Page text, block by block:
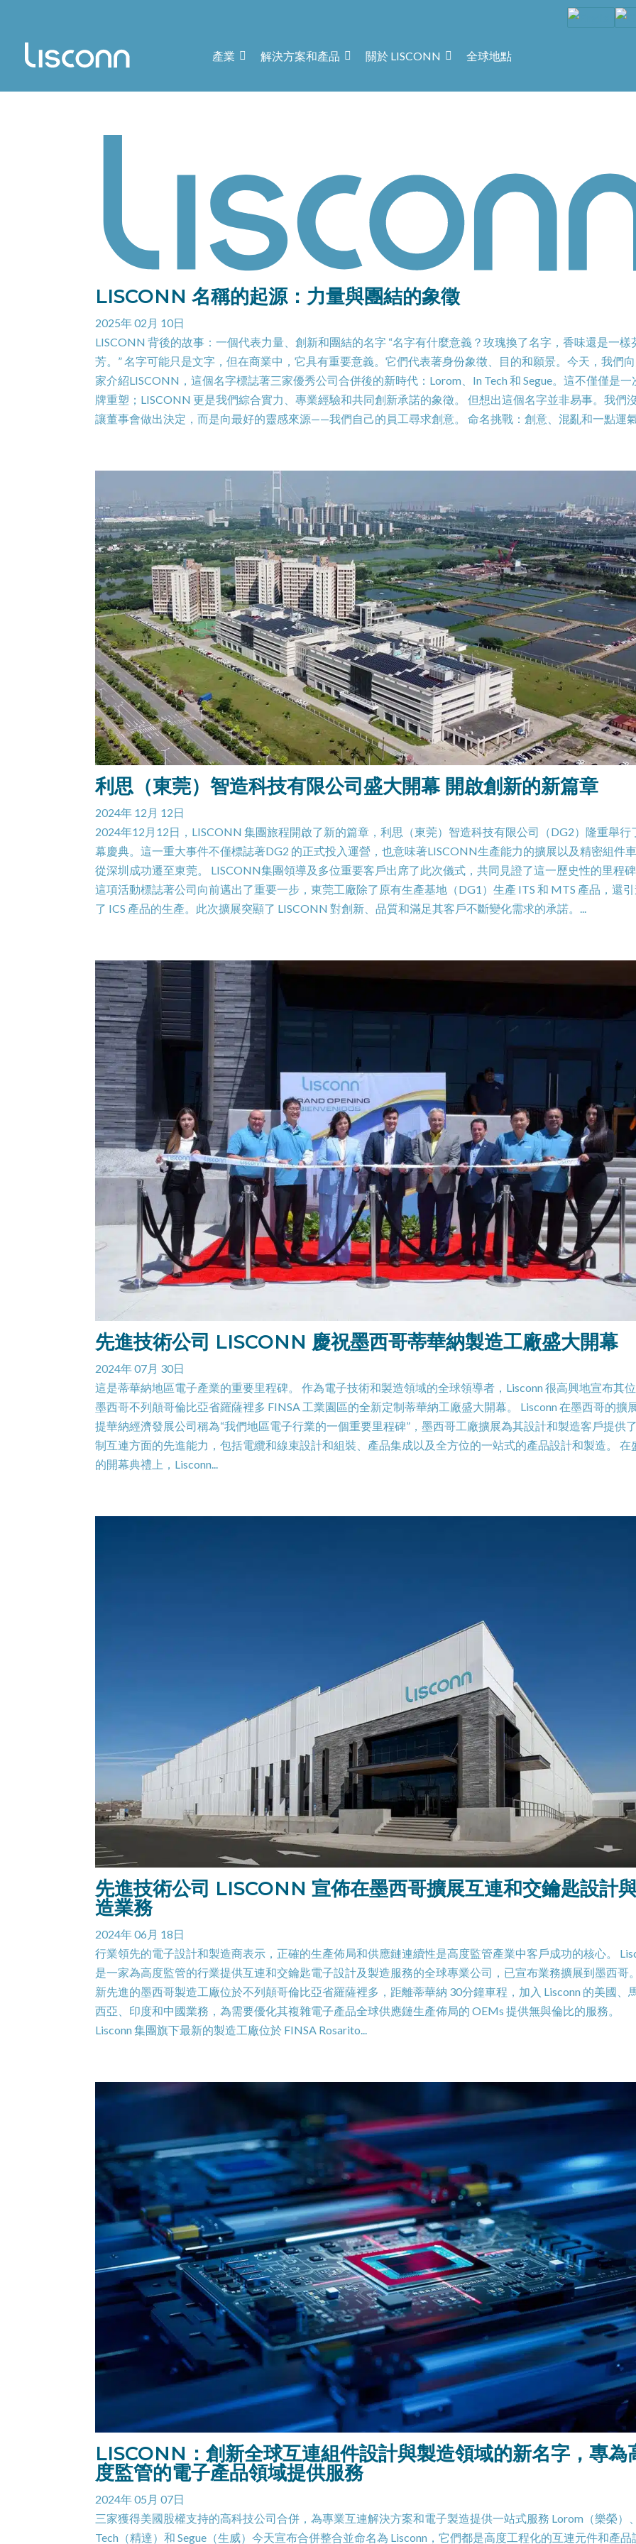
產業 解決方案和產品 關於 LISCONN 全球地點
LISCONN 名稱的起源：力量與團結的象徵
2025年 02月 10日
LISCONN 背後的故事：一個代表力量、創新和團結的名字 “名字有什麼意義？玫瑰換了名字，香味還是一樣
芳。” 名字可能只是文字，但在商業中，它具有重要意義。它們代表著身份象徵、目的和願景。今天，我們
家介紹LISCONN，這個名字標誌著三家優秀公司合併後的新時代：Lorom、In Tech 和 Segue。這不僅僅是一
牌重塑；LISCONN 更是我們綜合實力、專業經驗和共同創新承諾的象徵。 但想出這個名字並非易事。我們
讓董事會做出決定，而是向最好的靈感來源——我們自己的員工尋求創意。 命名挑戰：創意、混亂和一點運
利思（東莞）智造科技有限公司盛大開幕 開啟創新的新篇章
2024年 12月 12日
2024年12月12日，LISCONN 集團旅程開啟了新的篇章，利思（東莞）智造科技有限公司（DG2）隆重舉行
幕慶典。這一重大事件不僅標誌著DG2 的正式投入運營，也意味著LISCONN生產能力的擴展以及精密組件
從深圳成功遷至東莞。 LISCONN集團領導及多位重要客戶出席了此次儀式，共同見證了這一歷史性的里程
這項活動標誌著公司向前邁出了重要一步，東莞工廠除了原有生產基地（DG1）生產 ITS 和 MTS 產品，還
了 ICS 產品的生產。此次擴展突顯了 LISCONN 對創新、品質和滿足其客戶不斷變化需求的承諾。...
先進技術公司 LISCONN 慶祝墨西哥蒂華納製造工廠盛大開幕
2024年 07月 30日
這是蒂華納地區電子產業的重要里程碑。 作為電子技術和製造領域的全球領導者，Lisconn 很高興地宣布其
墨西哥不列顛哥倫比亞省羅薩裡多 FINSA 工業園區的全新定制蒂華納工廠盛大開幕。 Lisconn 在墨西哥的擴
提華納經濟發展公司稱為“我們地區電子行業的一個重要里程碑”，墨西哥工廠擴展為其設計和製造客戶提供
制互連方面的先進能力，包括電纜和線束設計和組裝、產品集成以及全方位的一站式的產品設計和製造。 在
的開幕典禮上，Lisconn...
先進技術公司 LISCONN 宣佈在墨西哥擴展互連和交鑰匙設計
造業務
2024年 06月 18日
行業領先的電子設計和製造商表示，正確的生產佈局和供應鏈連續性是高度監管產業中客戶成功的核心。
是一家為高度監管的行業提供互連和交鑰匙電子設計及製造服務的全球專業公司，已宣布業務擴展到墨西哥
新先進的墨西哥製造工廠位於不列顛哥倫比亞省羅薩裡多，距離蒂華納 30分鐘車程，加入 Lisconn 的美國、
西亞、印度和中國業務，為需要優化其複雜電子產品全球供應鏈生產佈局的 OEMs 提供無與倫比的服務。
Lisconn 集團旗下最新的製造工廠位於 FINSA Rosarito...
LISCONN：創新全球互連組件設計與製造領域的新名字，專為
度監管的電子產品領域提供服務
2024年 05月 07日
三家獲得美國股權支持的高科技公司合併，為專業互連解決方案和電子製造提供一站式服務 Lorom（樂榮）
Tech（精達）和 Segue（生威）今天宣布合併整合並命名為 Lisconn，它們都是高度工程化的互連元件和產品